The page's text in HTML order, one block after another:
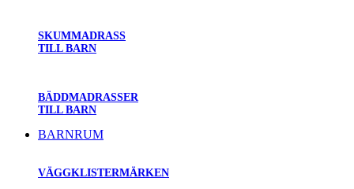
SKUMMADRASS
TILL BARN
BÄDDMADRASSER
TILL BARN
BARNRUM
VÄGGKLISTERMÄRKEN